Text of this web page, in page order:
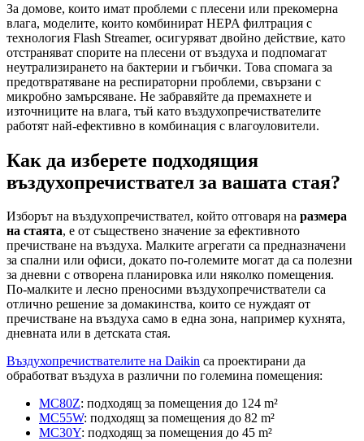
За домове, които имат проблеми с плесени или прекомерна
влага, моделите, които комбинират HEPA филтрация с
технология Flash Streamer, осигуряват двойно действие, като
отстраняват спорите на плесени от въздуха и подпомагат
неутрализирането на бактерии и гъбички. Това спомага за
предотвратяване на респираторни проблеми, свързани с
микробно замърсяване. Не забравяйте да премахнете и
източниците на влага, тъй като въздухопречиствателите
работят най-ефективно в комбинация с влагоуловители.
Как да изберете подходящия
въздухопречиствател за вашата стая?
Изборът на въздухопречиствател, който отговаря на размера
на стаята, е от съществено значение за ефективното
пречистване на въздуха. Малките агрегати са предназначени
за спални или офиси, докато по-големите могат да са полезни
за дневни с отворена планировка или няколко помещения.
По-малките и лесно преносими въздухопречистватели са
отлично решение за домакинства, които се нуждаят от
пречистване на въздуха само в една зона, например кухнята,
дневната или в детската стая.
Въздухопречиствателите на Daikin са проектирани да
обработват въздуха в различни по големина помещения:
MC80Z: подходящ за помещения до 124 m²
MC55W: подходящ за помещения до 82 m²
MC30Y: подходящ за помещения до 45 m²